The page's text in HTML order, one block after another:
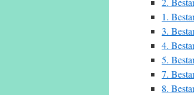
1.
3.
4.
5.
7.
8.